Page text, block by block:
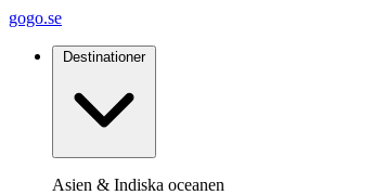
gogo.se
Destinationer
Asien & Indiska oceanen